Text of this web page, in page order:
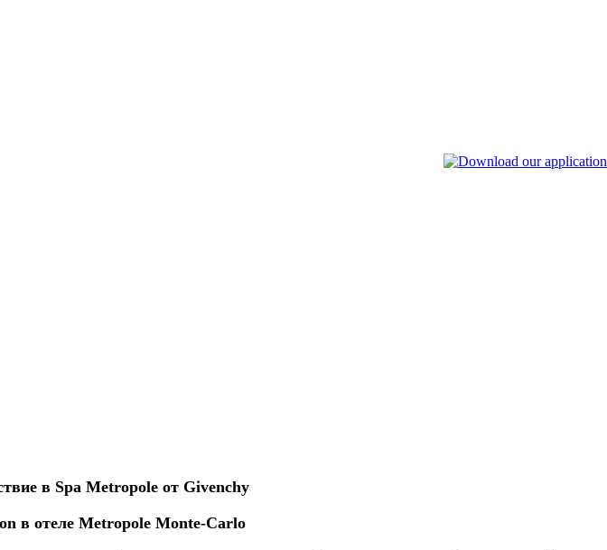
в Spa Metropole от Givenchy
в отеле Metropole Monte-Carlo